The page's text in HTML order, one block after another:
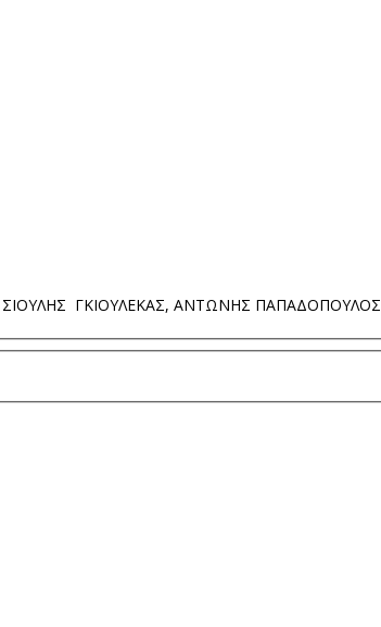
ΓΚΙΟΥΛΕΚΑΣ, ΑΝΤΩΝΗΣ ΠΑΠΑΔΟΠΟΥΛΟΣ